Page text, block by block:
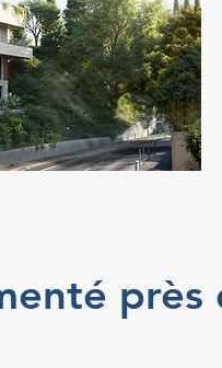
près